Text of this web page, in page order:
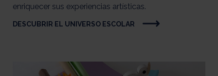
enriquecer sus experiencias artísticas.
DESCUBRIR EL UNIVERSO ESCOLAR